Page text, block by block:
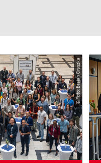
© Foto: Brajan Gruszka